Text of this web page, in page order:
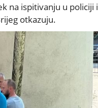
na ispitivanju u policiji i
otkazuju.